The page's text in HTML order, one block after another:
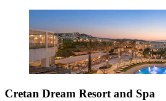
Cretan Dream Resort and Spa